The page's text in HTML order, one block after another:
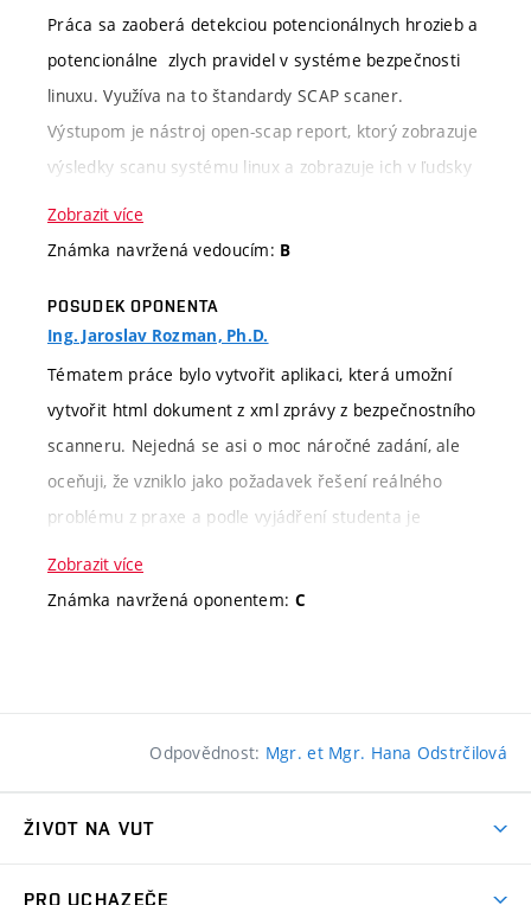
Práca sa zaoberá detekciou potencionálnych hrozieb a
potencionálne zlych pravidel v systéme bezpečnosti
linuxu. Využíva na to štandardy SCAP scaner.
Výstupom je nástroj open-scap report, ktorý zobrazuje
výsledky scanu systému linux a zobrazuje ich v ľudsky
čitateľnej podobe ako napr. HTML Zdroje môžu býť aj
prípadne aj XML Json je ďaľšia možnosť, ale nie úplne
repozitároch a skúša sa aj na ďalších distribúciach.
zadání
Zobrazit více
Známka navržená vedoucím: B
POSUDEK OPONENTA
Ing. Jaroslav Rozman, Ph.D.
Tématem práce bylo vytvořit aplikaci, která umožní
vytvořit html dokument z xml zprávy z bezpečnostního
scanneru. Nejedná se asi o moc náročné zadání, ale
oceňuji, že vzniklo jako požadavek řešení reálného
problému z praxe a podle vyjádření studenta je
výsledný dokument přehlednější a pochopitelnější než
stávající výpisy. Hodnotím tak stupněm C.
Stupeň hodnocení:méně
Zobrazit více
Známka navržená oponentem: C
Odpovědnost: Mgr. et Mgr. Hana Odstrčilová
ŽIVOT NA VUT
PRO UCHAZEČE